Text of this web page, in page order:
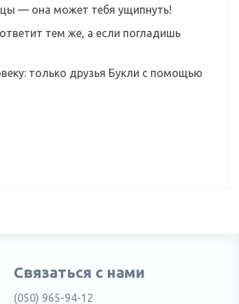
— она может тебя ущипнуть!
тем же, а если погладишь
только друзья Букли с помощью
Связаться с нами
(050) 965-94-12